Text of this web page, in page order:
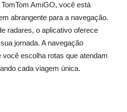
AmiGO, você está
abrangente para a navegação.
radares, o aplicativo oferece
jornada. A navegação
você escolha rotas que atendam
cada viagem única.